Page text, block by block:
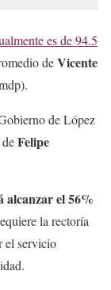
es de 94.5
deVicente
de López
Felipe
alcanzar el 56%
la rectoría
el servicio